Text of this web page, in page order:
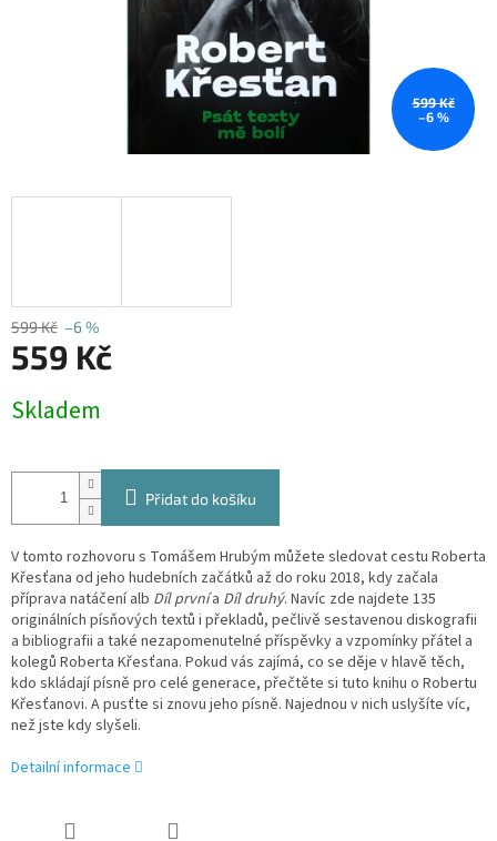
599 Kč
–6 %
599 Kč –6 %
559 Kč
cena:
Skladem
Přidat do košíku
V tomto rozhovoru s Tomášem Hrubým můžete sledovat cestu Roberta
Křesťana od jeho hudebních začátků až do roku 2018, kdy začala
příprava natáčení alb Díl prvnía Díl druhý. Navíc zde najdete 135
originálních písňových textů i překladů, pečlivě sestavenou diskografii
a bibliografii a také nezapomenutelné příspěvky a vzpomínky přátel a
kolegů Roberta Křesťana. Pokud vás zajímá, co se děje v hlavě těch,
kdo skládají písně pro celé generace, přečtěte si tuto knihu o Robertu
Křesťanovi. A pusťte si znovu jeho písně. Najednou v nich uslyšíte víc,
než jste kdy slyšeli.
Detailní informace